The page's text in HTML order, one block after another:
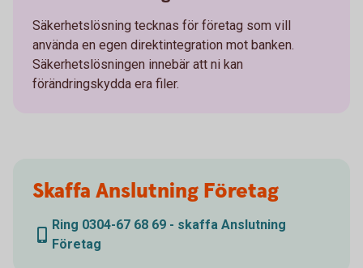
Säkerhetslösning tecknas för företag som vill
använda en egen direktintegration mot banken.
Säkerhetslösningen innebär att ni kan
förändringskydda era filer.
Skaffa Anslutning Företag
Ring 0304-67 68 69 - skaffa Anslutning
Företag